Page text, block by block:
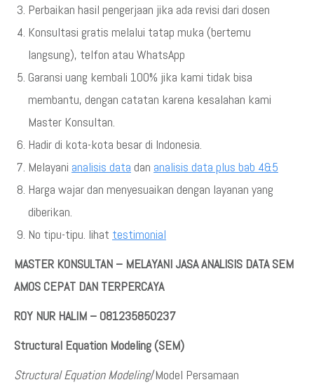
Perbaikan hasil pengerjaan jika ada revisi dari dosen
Konsultasi gratis melalui tatap muka (bertemu
langsung), telfon atau WhatsApp
Garansi uang kembali 100% jika kami tidak bisa
membantu, dengan catatan karena kesalahan kami
Master Konsultan.
Hadir di kota-kota besar di Indonesia.
Melayani analisis data dan analisis data plus bab 4&5
Harga wajar dan menyesuaikan dengan layanan yang
diberikan.
No tipu-tipu. lihat testimonial
MASTER KONSULTAN – MELAYANI JASA ANALISIS DATA SEM
AMOS CEPAT DAN TERPERCAYA
ROY NUR HALIM – 081235850237
Structural Equation Modeling (SEM)
Structural Equation Modeling/Model Persamaan